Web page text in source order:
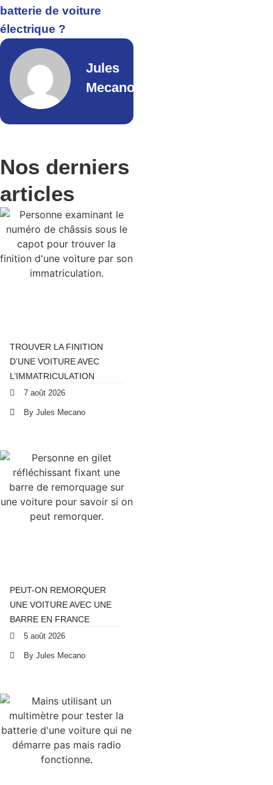
batterie de voiture
électrique ?
Jules
Mecano
Nos derniers
articles
TROUVER LA FINITION
D’UNE VOITURE AVEC
L’IMMATRICULATION
7 août 2026
By Jules Mecano
PEUT-ON REMORQUER
UNE VOITURE AVEC UNE
BARRE EN FRANCE
5 août 2026
By Jules Mecano